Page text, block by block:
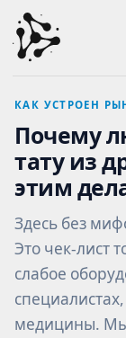
КАК УСТРОЕН
Почему
тату из
этим
Здесь без
Это чек-лист
слабое
медицины.